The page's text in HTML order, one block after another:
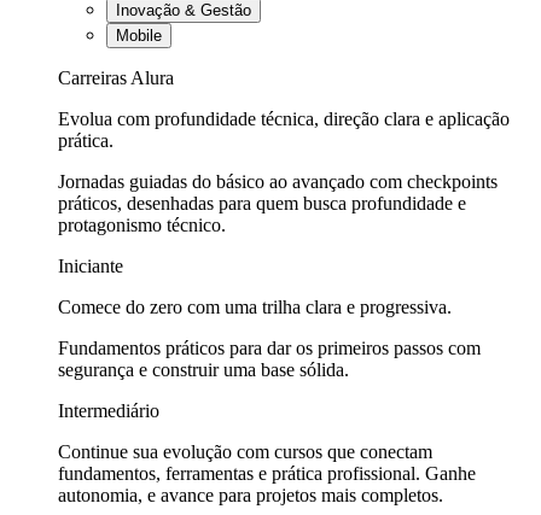
Inovação & Gestão
Mobile
Carreiras Alura
Evolua com profundidade técnica, direção clara e aplicação
prática.
Jornadas guiadas do básico ao avançado com checkpoints
práticos, desenhadas para quem busca profundidade e
protagonismo técnico.
Iniciante
Comece do zero com uma trilha clara e progressiva.
Fundamentos práticos para dar os primeiros passos com
segurança e construir uma base sólida.
Intermediário
Continue sua evolução com cursos que conectam
fundamentos, ferramentas e prática profissional. Ganhe
autonomia, e avance para projetos mais completos.